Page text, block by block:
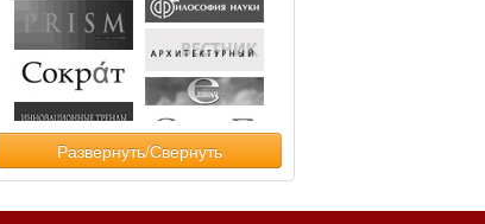
Развернуть/Свернуть